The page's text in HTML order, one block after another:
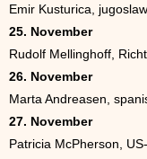
Emir Kusturica,
25. November
Rudolf Mellinghoff,
26. November
Marta Andreasen,
27. November
Patricia McPherson,